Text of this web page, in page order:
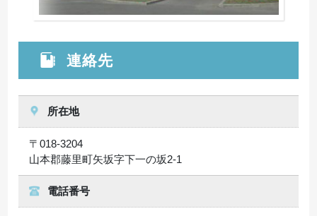
連絡先
所在地
〒018-3204
山本郡藤里町矢坂字下一の坂2-1
電話番号